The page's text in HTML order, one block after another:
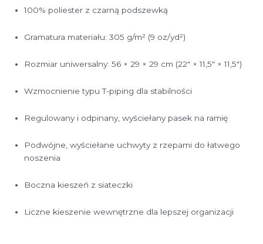
100% poliester z czarną podszewką
Gramatura materiału: 305 g/m² (9 oz/yd²)
Rozmiar uniwersalny: 56 × 29 × 29 cm (22″ × 11,5″ × 11,5″)
Wzmocnienie typu T-piping dla stabilności
Regulowany i odpinany, wyściełany pasek na ramię
Podwójne, wyściełane uchwyty z rzepami do łatwego
noszenia
Boczna kieszeń z siateczki
Liczne kieszenie wewnętrzne dla lepszej organizacji